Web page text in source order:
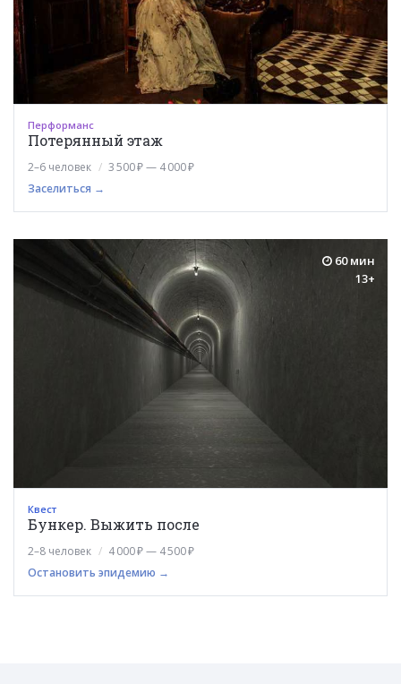
Перформанс
Потерянный этаж
2–6 человек
3 500 ₽ — 4 000 ₽
Заселиться →
60 мин
13+
Квест
Бункер. Выжить после
2–8 человек
4 000 ₽ — 4 500 ₽
Остановить эпидемию →